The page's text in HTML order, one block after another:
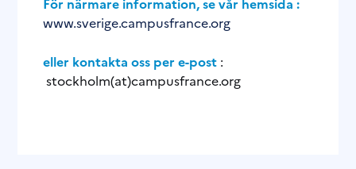
www.sverige.campusfrance.org
eller kontakta oss per e-post :
stockholm(at)campusfrance.org